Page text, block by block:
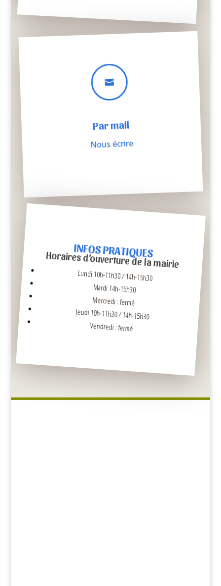

Par mail
Nous écrire
INFOS PRATIQUES
Horaires d’ouverture de la mairie
Lundi 10h-11h30 / 14h-15h30
Mardi 14h-15h30
Mercredi : fermé
Jeudi 10h-11h30 / 14h-15h30
Vendredi : fermé